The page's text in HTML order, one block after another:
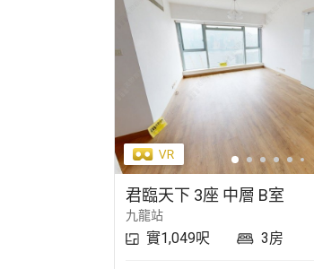
君臨天下 3座 中層 B室
九龍站
實1,049呎 3房